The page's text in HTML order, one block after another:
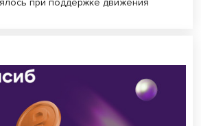
при поддержке движения